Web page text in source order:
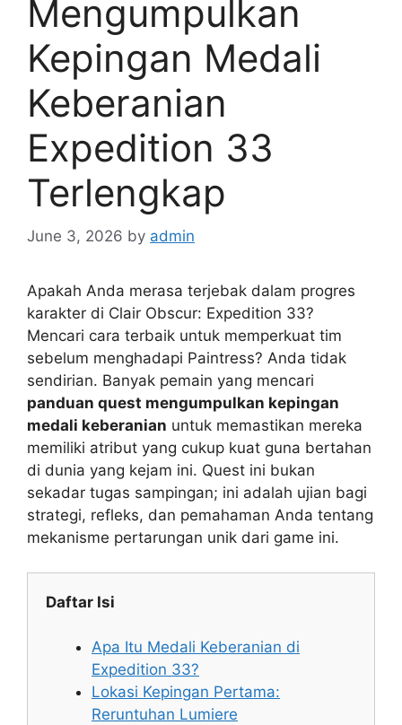
Mengumpulkan
Kepingan Medali
Keberanian
Expedition 33
Terlengkap
June 3, 2026 by admin
Apakah Anda merasa terjebak dalam progres
karakter di Clair Obscur: Expedition 33?
Mencari cara terbaik untuk memperkuat tim
sebelum menghadapi Paintress? Anda tidak
sendirian. Banyak pemain yang mencari
panduan quest mengumpulkan kepingan
medali keberanian untuk memastikan mereka
memiliki atribut yang cukup kuat guna bertahan
di dunia yang kejam ini. Quest ini bukan
sekadar tugas sampingan; ini adalah ujian bagi
strategi, refleks, dan pemahaman Anda tentang
mekanisme pertarungan unik dari game ini.
Daftar Isi
Apa Itu Medali Keberanian di
Expedition 33?
Lokasi Kepingan Pertama:
Reruntuhan Lumiere